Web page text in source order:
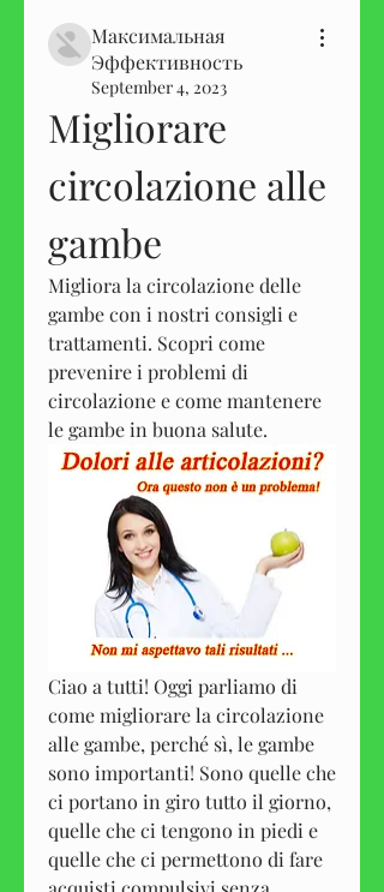
Максимальная
Эффективность
September 4, 2023
Migliorare
circolazione alle
gambe
Migliora la circolazione delle
gambe con i nostri consigli e
trattamenti. Scopri come
prevenire i problemi di
circolazione e come mantenere
le gambe in buona salute.
Ciao a tutti! Oggi parliamo di
come migliorare la circolazione
alle gambe, perché sì, le gambe
sono importanti! Sono quelle che
ci portano in giro tutto il giorno,
quelle che ci tengono in piedi e
quelle che ci permettono di fare